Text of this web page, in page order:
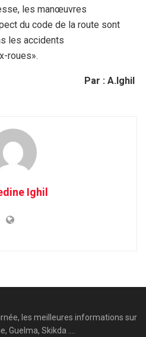
les manœuvres
du code de la route sont
les accidents
roues».
Par : A.Ighil
Ighil
les meilleures informations sur
Guelma, Skikda ....